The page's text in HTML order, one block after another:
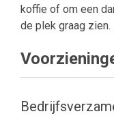
koffie of om een
de plek graag zien.